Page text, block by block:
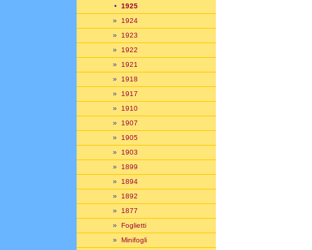
• 1925
» 1924
» 1923
» 1922
» 1921
» 1918
» 1917
» 1910
» 1907
» 1905
» 1903
» 1899
» 1894
» 1892
» 1877
» Foglietti
» Minifogli